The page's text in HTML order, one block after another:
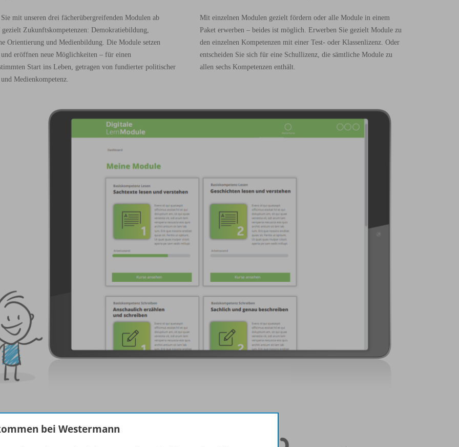
mit unseren drei fächerübergreifenden Modulen ab
gezielt Zukunftskompetenzen: Demokratiebildung,
Orientierung und Medienbildung. Die Module setzen
eröffnen neue Möglichkeiten – für einen
Start ins Leben, getragen von fundierter politischer
Medienkompetenz.
Mit einzelnen Modulen gezielt fördern oder alle Module in einem
Paket erwerben – beides ist möglich. Erwerben Sie gezielt Module zu
den einzelnen Kompetenzen mit einer Test- oder Klassenlizenz. Oder
entscheiden Sie sich für eine Schullizenz, die sämtliche Module zu
allen sechs Kompetenzen enthält.
bei Westermann